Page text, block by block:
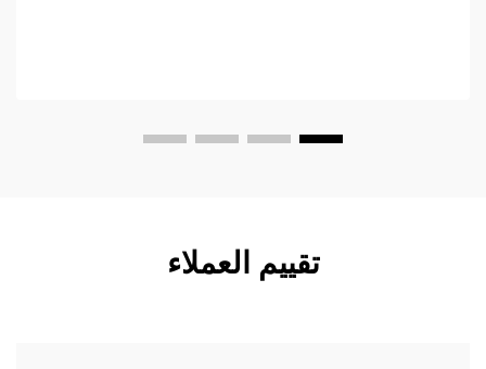
تقييم العملاء